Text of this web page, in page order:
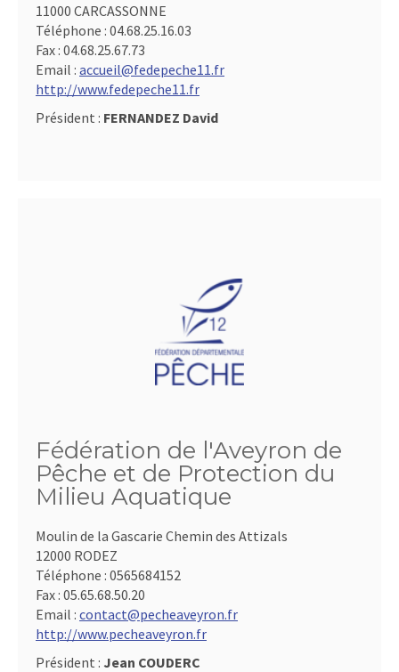
11000 CARCASSONNE
Téléphone : 04.68.25.16.03
Fax : 04.68.25.67.73
Email : accueil@fedepeche11.fr
http://www.fedepeche11.fr
Président : FERNANDEZ David
Fédération de l'Aveyron de
Pêche et de Protection du
Milieu Aquatique
Moulin de la Gascarie Chemin des Attizals
12000 RODEZ
Téléphone : 0565684152
Fax : 05.65.68.50.20
Email : contact@pecheaveyron.fr
http://www.pecheaveyron.fr
Président : Jean COUDERC